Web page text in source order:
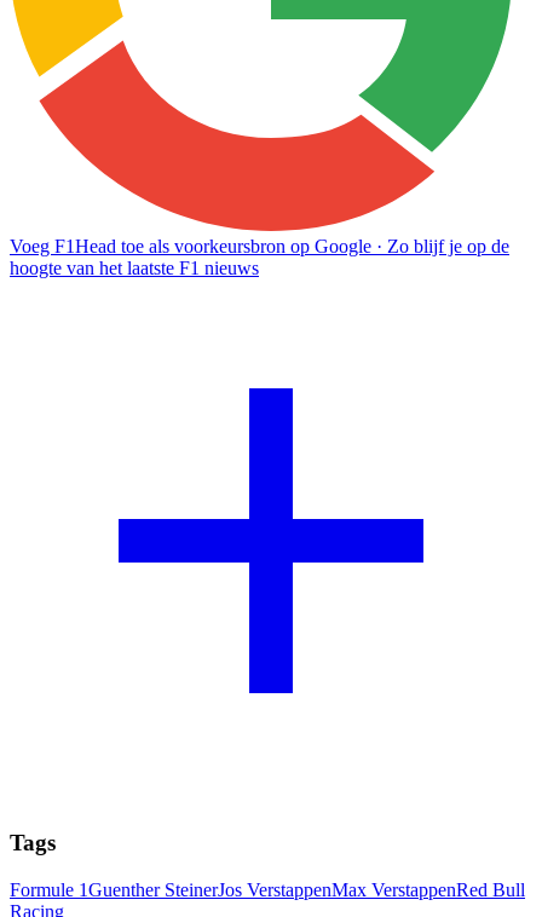
Voeg F1Head toe als voorkeursbron op Google · Zo blijf je op de
hoogte van het laatste F1 nieuws
Tags
Formule 1Guenther SteinerJos VerstappenMax VerstappenRed Bull
Racing